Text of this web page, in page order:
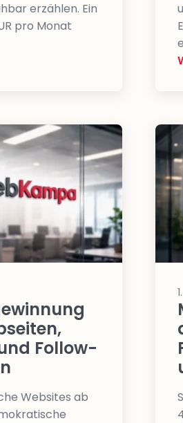
erzählen. Ein
pro Monat
Follow-
Websites ab